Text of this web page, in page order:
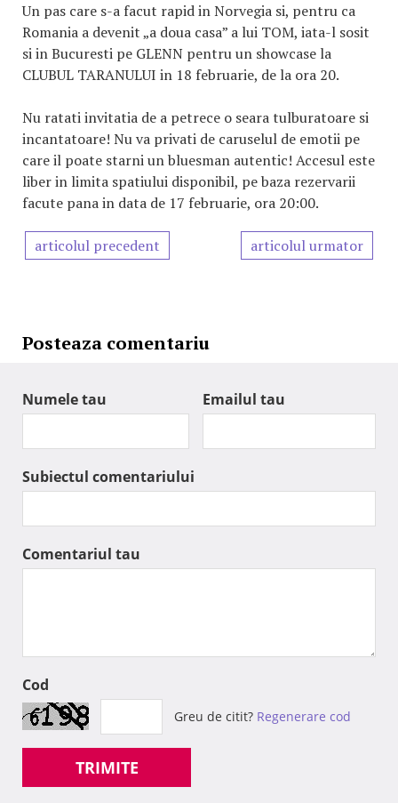
Un pas care s-a facut rapid in Norvegia si, pentru ca
Romania a devenit „a doua casa” a lui TOM, iata-l sosit
si in Bucuresti pe GLENN pentru un showcase la
CLUBUL TARANULUI in 18 februarie, de la ora 20.
Nu ratati invitatia de a petrece o seara tulburatoare si
incantatoare! Nu va privati de caruselul de emotii pe
care il poate starni un bluesman autentic! Accesul este
liber in limita spatiului disponibil, pe baza rezervarii
facute pana in data de 17 februarie, ora 20:00.
articolul precedent articolul urmator
Posteaza comentariu
Numele tau Emailul tau
Subiectul comentariului
Comentariul tau
Cod
Greu de citit? Regenerare cod
TRIMITE